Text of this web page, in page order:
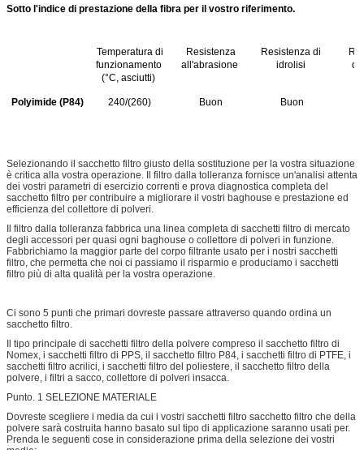
Sotto l'indice di prestazione della fibra per il vostro riferimento.
Temperatura di
funzionamento
(°C, asciutti)
Resistenza
all'abrasione
Resistenza di
idrolisi
Polyimide (P84) 240/(260) Buon Buon
Selezionando il sacchetto filtro giusto della sostituzione per la vostra situazione
è critica alla vostra operazione. Il filtro dalla tolleranza fornisce un'analisi attenta
dei vostri parametri di esercizio correnti e prova diagnostica completa del
sacchetto filtro per contribuire a migliorare il vostri baghouse e prestazione ed
efficienza del collettore di polveri.
Il filtro dalla tolleranza fabbrica una linea completa di sacchetti filtro di mercato
degli accessori per quasi ogni baghouse o collettore di polveri in funzione.
Fabbrichiamo la maggior parte del corpo filtrante usato per i nostri sacchetti
filtro, che permetta che noi ci passiamo il risparmio e produciamo i sacchetti
filtro più di alta qualità per la vostra operazione.
Ci sono 5 punti che primari dovreste passare attraverso quando ordina un
sacchetto filtro.
Il tipo principale di sacchetti filtro della polvere compreso il sacchetto filtro di
Nomex, i sacchetti filtro di PPS, il sacchetto filtro P84, i sacchetti filtro di PTFE, i
sacchetti filtro acrilici, i sacchetti filtro del poliestere, il sacchetto filtro della
polvere, i filtri a sacco, collettore di polveri insacca.
Punto. 1 SELEZIONE MATERIALE
Dovreste scegliere i media da cui i vostri sacchetti filtro sacchetto filtro che della
polvere sarà costruita hanno basato sul tipo di applicazione saranno usati per.
Prenda le seguenti cose in considerazione prima della selezione dei vostri